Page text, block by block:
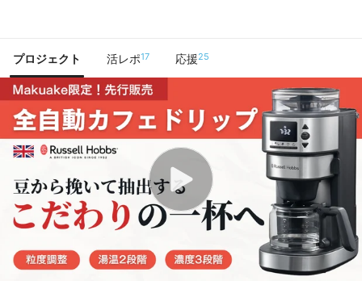
プロジェクト 活レポ17 応援25